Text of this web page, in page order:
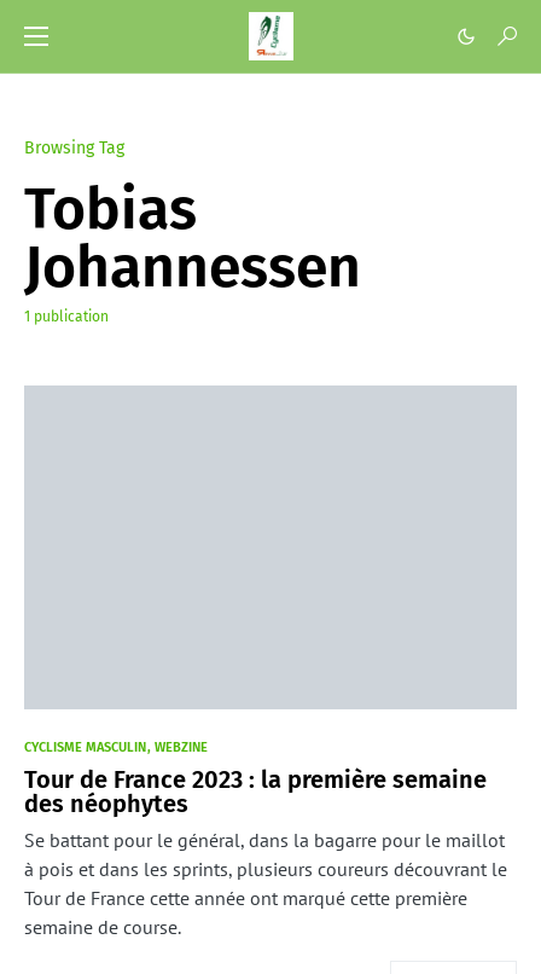
Browsing Tag
Tobias
Johannessen
1 publication
CYCLISME MASCULIN WEBZINE
Tour de France 2023 : la première semaine
des néophytes
Se battant pour le général, dans la bagarre pour le maillot
à pois et dans les sprints, plusieurs coureurs découvrant le
Tour de France cette année ont marqué cette première
semaine de course.